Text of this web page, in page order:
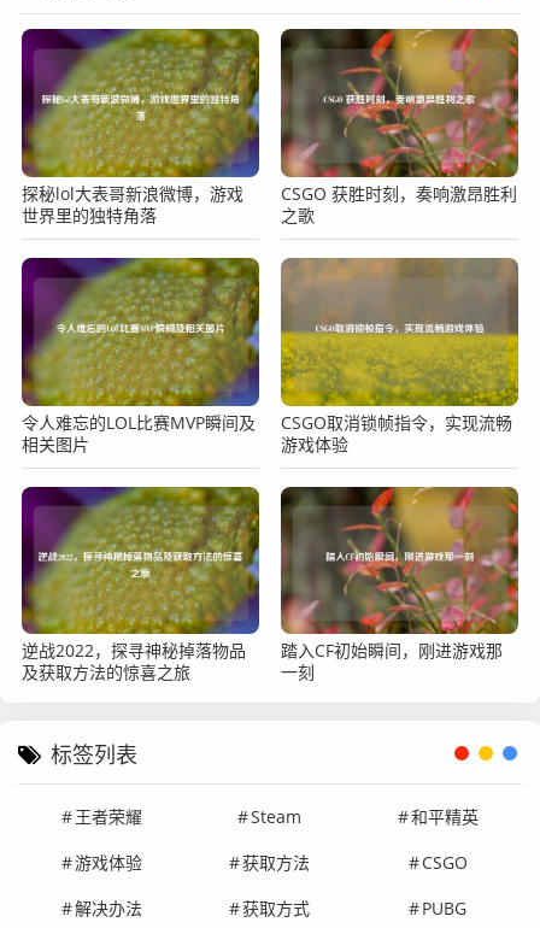
探秘lol大表哥新浪微博，游戏
世界里的独特角落
CSGO 获胜时刻，奏响激昂胜利
之歌
令人难忘的LOL比赛MVP瞬间及
相关图片
CSGO取消锁帧指令，实现流畅
游戏体验
逆战2022，探寻神秘掉落物品
及获取方法的惊喜之旅
踏入CF初始瞬间，刚进游戏那
一刻
标签列表
王者荣耀 Steam
和平精英
游戏体验
获取方法
CSGO
解决办法
获取方式 PUBG